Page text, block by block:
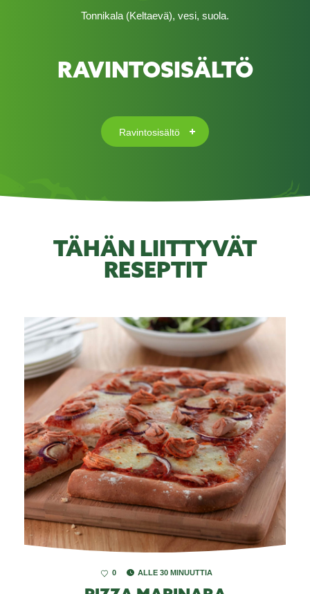
Tonnikala (Keltaevä), vesi, suola.
RAVINTOSISÄLTÖ
Ravintosisältö
TÄHÄN LIITTYVÄT
RESEPTIT
0 ALLE 30 MINUUTTIA